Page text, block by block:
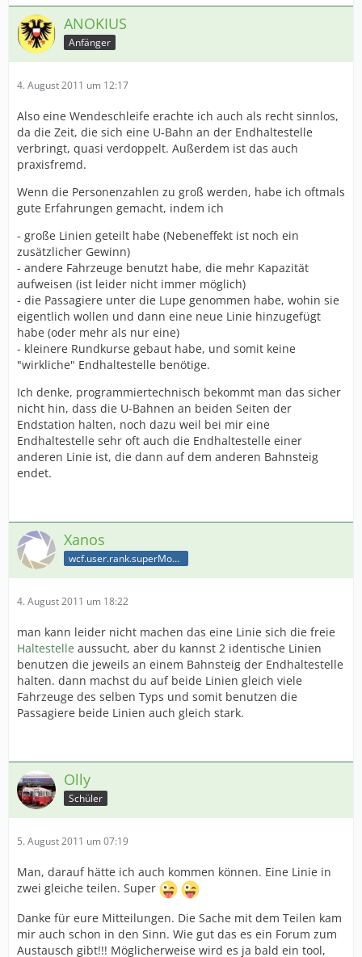
ANOKIUS
Anfänger
4. August 2011 um 12:17
Also eine Wendeschleife erachte ich auch als recht sinnlos,
da die Zeit, die sich eine U-Bahn an der Endhaltestelle
verbringt, quasi verdoppelt. Außerdem ist das auch
praxisfremd.
Wenn die Personenzahlen zu groß werden, habe ich oftmals
gute Erfahrungen gemacht, indem ich
- große Linien geteilt habe (Nebeneffekt ist noch ein
zusätzlicher Gewinn)
- andere Fahrzeuge benutzt habe, die mehr Kapazität
aufweisen (ist leider nicht immer möglich)
- die Passagiere unter die Lupe genommen habe, wohin sie
eigentlich wollen und dann eine neue Linie hinzugefügt
habe (oder mehr als nur eine)
- kleinere Rundkurse gebaut habe, und somit keine
"wirkliche" Endhaltestelle benötige.
Ich denke, programmiertechnisch bekommt man das sicher
nicht hin, dass die U-Bahnen an beiden Seiten der
Endstation halten, noch dazu weil bei mir eine
Endhaltestelle sehr oft auch die Endhaltestelle einer
anderen Linie ist, die dann auf dem anderen Bahnsteig
endet.
Xanos
wcf.user.rank.superModerator
4. August 2011 um 18:22
man kann leider nicht machen das eine Linie sich die freie
Haltestelle aussucht, aber du kannst 2 identische Linien
benutzen die jeweils an einem Bahnsteig der Endhaltestelle
halten. dann machst du auf beide Linien gleich viele
Fahrzeuge des selben Typs und somit benutzen die
Passagiere beide Linien auch gleich stark.
Olly
Schüler
5. August 2011 um 07:19
Man, darauf hätte ich auch kommen können. Eine Linie in
zwei gleiche teilen. Super
Danke für eure Mitteilungen. Die Sache mit dem Teilen kam
mir auch schon in den Sinn. Wie gut das es ein Forum zum
Austausch gibt!!! Möglicherweise wird es ja bald ein tool,